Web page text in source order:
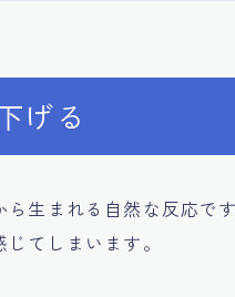
げる
生まれる自然な反応で
てしまいます。